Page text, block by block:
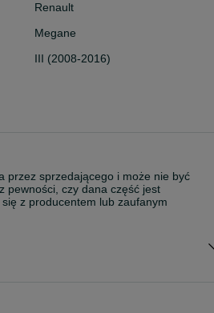
Renault
Megane
III (2008-2016)
Układ napędowy
przez sprzedającego i może nie być
pewności, czy dana część jest
z producentem lub zaufanym